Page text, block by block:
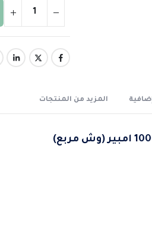
المزيد من المنتجات